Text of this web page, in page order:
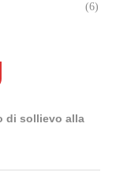
(6)
di sollievo alla